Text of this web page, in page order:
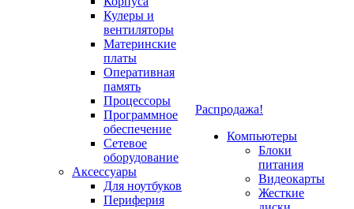
Кулеры и
вентиляторы
Материнские
платы
Оперативная
память
Процессоры
Программное
обеспечение
Сетевое
оборудование
Аксессуары
Для ноутбуков
Периферия
Распродажа!
Компьютеры
Блоки
питания
Видеокарты
Жесткие